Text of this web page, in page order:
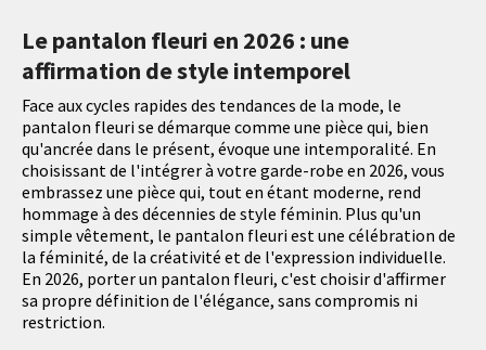
Le pantalon fleuri en 2026 : une
affirmation de style intemporel
Face aux cycles rapides des tendances de la mode, le
pantalon fleuri se démarque comme une pièce qui, bien
qu'ancrée dans le présent, évoque une intemporalité. En
choisissant de l'intégrer à votre garde-robe en 2026, vous
embrassez une pièce qui, tout en étant moderne, rend
hommage à des décennies de style féminin. Plus qu'un
simple vêtement, le pantalon fleuri est une célébration de
la féminité, de la créativité et de l'expression individuelle.
En 2026, porter un pantalon fleuri, c'est choisir d'affirmer
sa propre définition de l'élégance, sans compromis ni
restriction.